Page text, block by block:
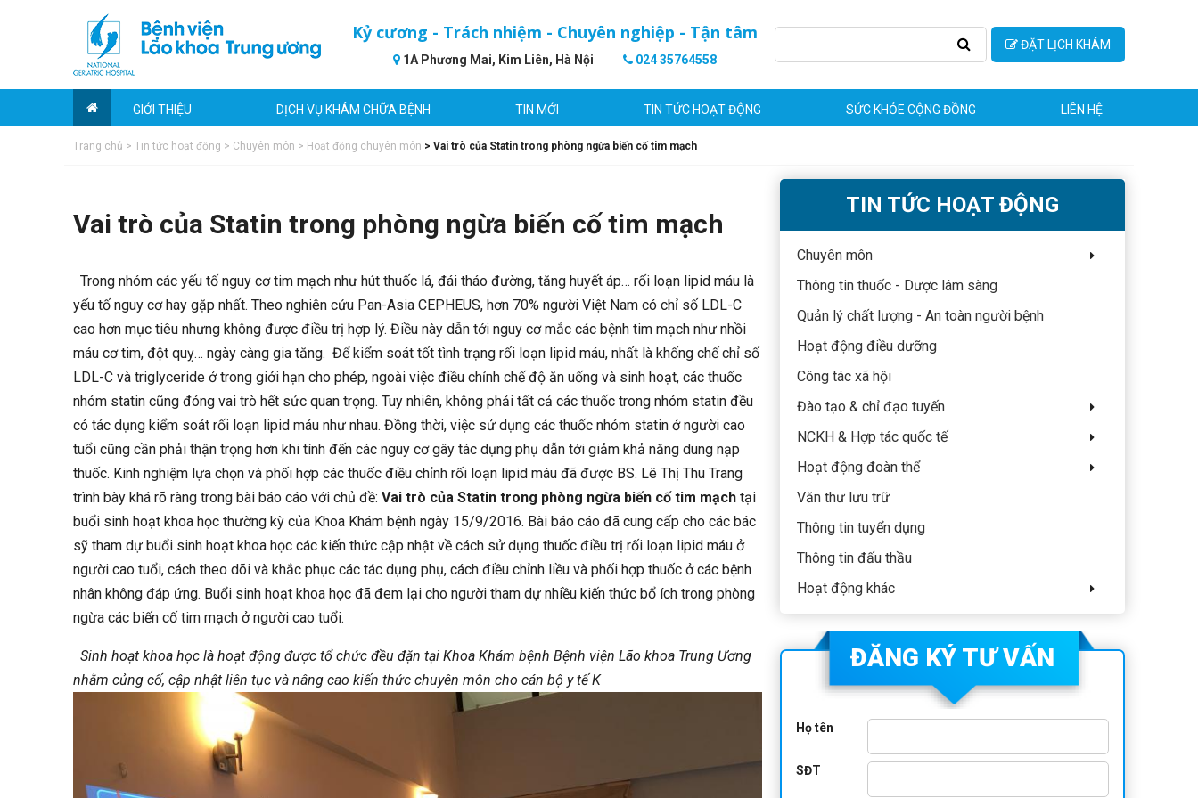
Kỷ cương - Trách nhiệm - Chuyên nghiệp - Tận tâm
1A Phương Mai, Kim Liên, Hà Nội 024 35764558
ĐẶT LỊCH KHÁM
GIỚI THIỆU DỊCH VỤ KHÁM CHỮA BỆNH TIN MỚI TIN TỨC HOẠT ĐỘNG SỨC KHỎE CỘNG ĐỒNG LIÊN HỆ
Trang chủ > Tin tức hoạt động > Chuyên môn > Hoạt động chuyên môn > Vai trò của Statin trong phòng ngừa biến cố tim mạch
Vai trò của Statin trong phòng ngừa biến cố tim mạch
Trong nhóm các yếu tố nguy cơ tim mạch như hút thuốc lá, đái tháo đường, tăng huyết áp… rối loạn lipid máu là
yếu tố nguy cơ hay gặp nhất. Theo nghiên cứu Pan-Asia CEPHEUS, hơn 70% người Việt Nam có chỉ số LDL-C
cao hơn mục tiêu nhưng không được điều trị hợp lý. Điều này dẫn tới nguy cơ mắc các bệnh tim mạch như nhồi
máu cơ tim, đột quỵ… ngày càng gia tăng. Để kiểm soát tốt tình trạng rối loạn lipid máu, nhất là khống chế chỉ số
LDL-C và triglyceride ở trong giới hạn cho phép, ngoài việc điều chỉnh chế độ ăn uống và sinh hoạt, các thuốc
nhóm statin cũng đóng vai trò hết sức quan trọng. Tuy nhiên, không phải tất cả các thuốc trong nhóm statin đều
có tác dụng kiểm soát rối loạn lipid máu như nhau. Đồng thời, việc sử dụng các thuốc nhóm statin ở người cao
tuổi cũng cần phải thận trọng hơn khi tính đến các nguy cơ gây tác dụng phụ dẫn tới giảm khả năng dung nạp
thuốc. Kinh nghiệm lựa chọn và phối hợp các thuốc điều chỉnh rối loạn lipid máu đã được BS. Lê Thị Thu Trang
trình bày khá rõ ràng trong bài báo cáo với chủ đề: Vai trò của Statin trong phòng ngừa biến cố tim mạch tại
buổi sinh hoạt khoa học thường kỳ của Khoa Khám bệnh ngày 15/9/2016. Bài báo cáo đã cung cấp cho các bác
sỹ tham dự buổi sinh hoạt khoa học các kiến thức cập nhật về cách sử dụng thuốc điều trị rối loạn lipid máu ở
người cao tuổi, cách theo dõi và khắc phục các tác dụng phụ, cách điều chỉnh liều và phối hợp thuốc ở các bệnh
nhân không đáp ứng. Buổi sinh hoạt khoa học đã đem lại cho người tham dự nhiều kiến thức bổ ích trong phòng
ngừa các biến cố tim mạch ở người cao tuổi.
Sinh hoạt khoa học là hoạt động được tổ chức đều đặn tại Khoa Khám bệnh Bệnh viện Lão khoa Trung Ương
nhằm củng cố, cập nhật liên tục và nâng cao kiến thức chuyên môn cho cán bộ y tế K
TIN TỨC HOẠT ĐỘNG
Chuyên môn
Thông tin thuốc - Dược lâm sàng
Quản lý chất lượng - An toàn người bệnh
Hoạt động điều dưỡng
Công tác xã hội
Đào tạo & chỉ đạo tuyến
NCKH & Hợp tác quốc tế
Hoạt động đoàn thể
Văn thư lưu trữ
Thông tin tuyển dụng
Thông tin đấu thầu
Hoạt động khác
ĐĂNG KÝ TƯ VẤN
Họ tên
SĐT